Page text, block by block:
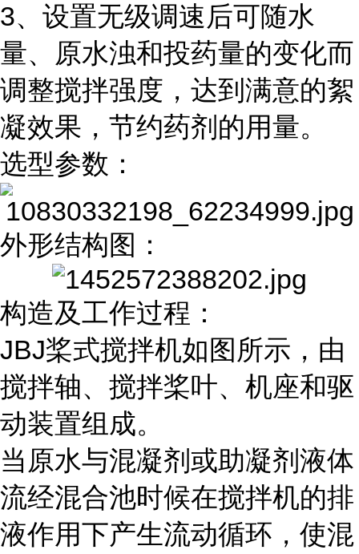
3、设置无级调速后可随水
量、原水浊和投药量的变化而
调整搅拌强度，达到满意的絮
凝效果，节约药剂的用量。
选型参数：
外形结构图：
构造及工作过程：
JBJ桨式搅拌机如图所示，由
搅拌轴、搅拌桨叶、机座和驱
动装置组成。
当原水与混凝剂或助凝剂液体
流经混合池时候在搅拌机的排
液作用下产生流动循环，使混